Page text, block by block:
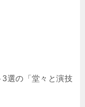
選の「堂々と演技